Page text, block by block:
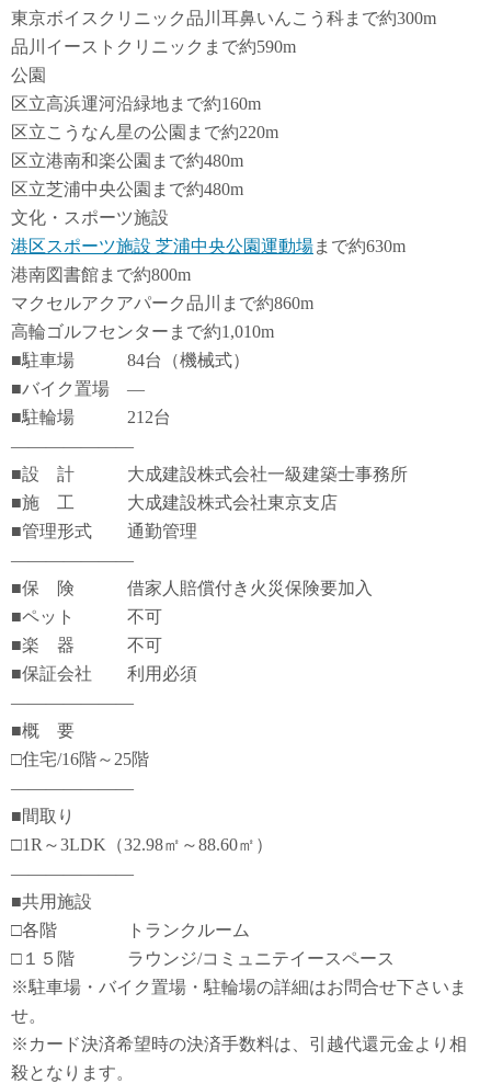
東京ボイスクリニック品川耳鼻いんこう科まで約300m
品川イーストクリニックまで約590m
公園
区立高浜運河沿緑地まで約160m
区立こうなん星の公園まで約220m
区立港南和楽公園まで約480m
区立芝浦中央公園まで約480m
文化・スポーツ施設
港区スポーツ施設 芝浦中央公園運動場まで約630m
港南図書館まで約800m
マクセルアクアパーク品川まで約860m
高輪ゴルフセンターまで約1,010m
■駐車場 84台（機械式）
■バイク置場 ―
■駐輪場 212台
―――――――
■設 計 大成建設株式会社一級建築士事務所
■施 工 大成建設株式会社東京支店
■管理形式 通勤管理
―――――――
■保 険 借家人賠償付き火災保険要加入
■ペット 不可
■楽 器 不可
■保証会社 利用必須
―――――――
■概 要
□住宅/16階～25階
―――――――
■間取り
□1R～3LDK（32.98㎡～88.60㎡）
―――――――
■共用施設
□各階 トランクルーム
□１５階 ラウンジ/コミュニテイースペース
※駐車場・バイク置場・駐輪場の詳細はお問合せ下さいま
せ。
※カード決済希望時の決済手数料は、引越代還元金より相
殺となります。